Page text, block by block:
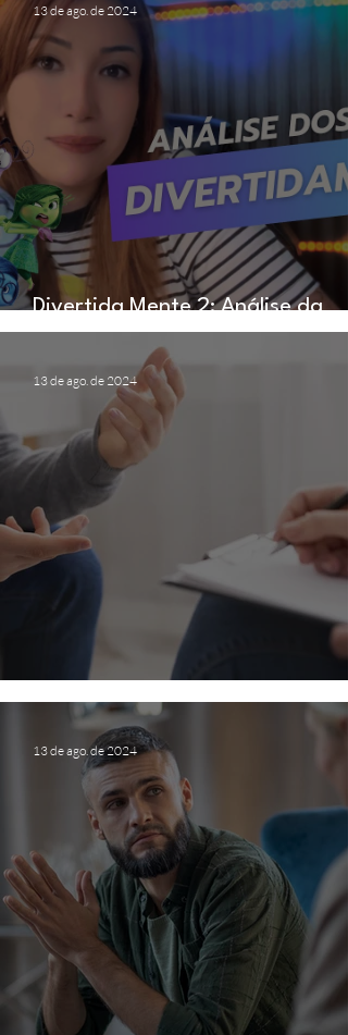
Divertida Mente 2: Análise da
psicóloga Beatriz brandão
13 de ago. de 2024
Pra que serve a psicoterapia?
13 de ago. de 2024
13 de ago. de 2024